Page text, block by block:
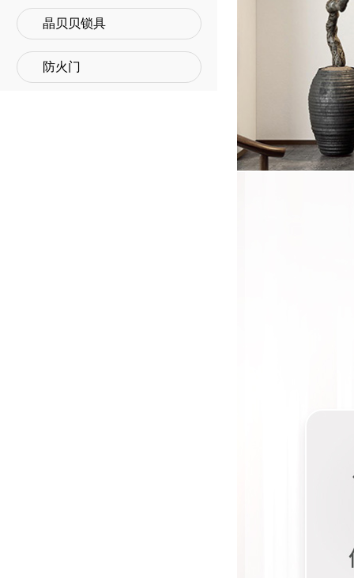
晶贝贝锁具
防火门